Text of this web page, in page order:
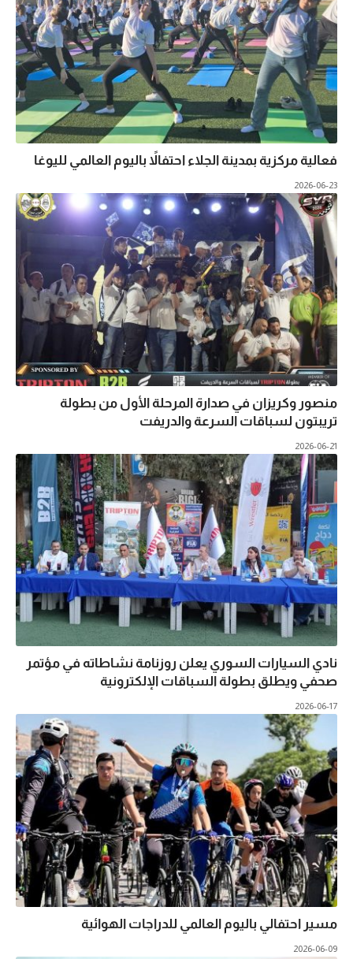
فعالية مركزية بمدينة الجلاء احتفالاً باليوم العالمي لليوغا
2026-06-23
منصور وكريزان في صدارة المرحلة الأول من بطولة
تريبتون لسباقات السرعة والدريفت
2026-06-21
نادي السيارات السوري يعلن روزنامة نشاطاته في مؤتمر
صحفي ويطلق بطولة السباقات الإلكترونية
2026-06-17
مسير احتفالي باليوم العالمي للدراجات الهوائية
2026-06-09